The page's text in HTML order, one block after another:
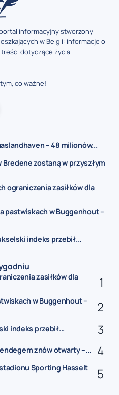
informacyjny stworzony
w Belgii: informacje o
dotyczące życia
co ważne!
– 48 milionów...
zostaną w przyszłym
ograniczenia zasiłków dla
pastwiskach w Buggenhout –
indeks przebił...
zasiłków dla
w Buggenhout –
indeks przebił...
znów otwarty –...
Sporting Hasselt